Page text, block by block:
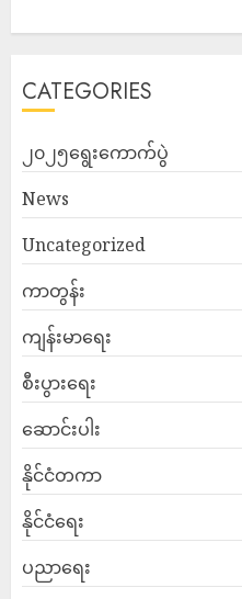
CATEGORIES
၂၀၂၅ရွေးကောက်ပွဲ
News
Uncategorized
ကာတွန်း
ကျန်းမာရေး
စီးပွားရေး
ဆောင်းပါး
နိုင်ငံတကာ
နိုင်ငံရေး
ပညာရေး